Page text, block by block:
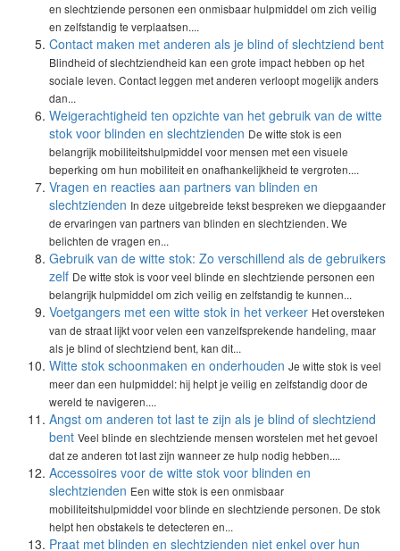
en slechtziende personen een onmisbaar hulpmiddel om zich veilig
en zelfstandig te verplaatsen....
Contact maken met anderen als je blind of slechtziend bent
Blindheid of slechtziendheid kan een grote impact hebben op het
sociale leven. Contact leggen met anderen verloopt mogelijk anders
dan...
Weigerachtigheid ten opzichte van het gebruik van de witte
stok voor blinden en slechtzienden De witte stok is een
belangrijk mobiliteitshulpmiddel voor mensen met een visuele
beperking om hun mobiliteit en onafhankelijkheid te vergroten....
Vragen en reacties aan partners van blinden en
slechtzienden In deze uitgebreide tekst bespreken we diepgaander
de ervaringen van partners van blinden en slechtzienden. We
belichten de vragen en...
Gebruik van de witte stok: Zo verschillend als de gebruikers
zelf De witte stok is voor veel blinde en slechtziende personen een
belangrijk hulpmiddel om zich veilig en zelfstandig te kunnen...
Voetgangers met een witte stok in het verkeer Het oversteken
van de straat lijkt voor velen een vanzelfsprekende handeling, maar
als je blind of slechtziend bent, kan dit...
Witte stok schoonmaken en onderhouden Je witte stok is veel
meer dan een hulpmiddel: hij helpt je veilig en zelfstandig door de
wereld te navigeren....
Angst om anderen tot last te zijn als je blind of slechtziend
bent Veel blinde en slechtziende mensen worstelen met het gevoel
dat ze anderen tot last zijn wanneer ze hulp nodig hebben....
Accessoires voor de witte stok voor blinden en
slechtzienden Een witte stok is een onmisbaar
mobiliteitshulpmiddel voor blinde en slechtziende personen. De stok
helpt hen obstakels te detecteren en...
Praat met blinden en slechtzienden niet enkel over hun